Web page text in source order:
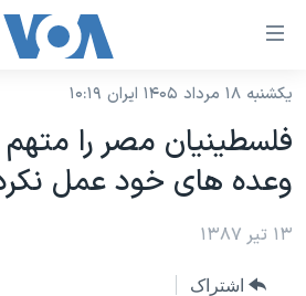
لینکهای
دسترسی
جهش
محتوای
اصلی
جهش
نسخه سبک وب‌سایت
موضوع ها
ایران
آمریکا
برنامه های تلویزیونی
جدول برنامه ها
یکشنبه ۱۸ مرداد ۱۴۰۵ ایران ۱۰:۱۹
فلسطينيان مصر را
وعده های خود عمل
۱۳ تیر ۱۳۸۷
اشتراک